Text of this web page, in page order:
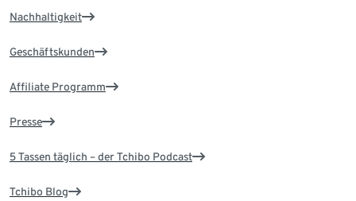
Nachhaltigkeit
Geschäftskunden
Affiliate Programm
Presse
5 Tassen täglich – der Tchibo Podcast
Tchibo Blog